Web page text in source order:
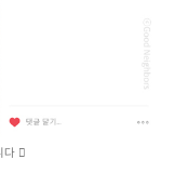
다 